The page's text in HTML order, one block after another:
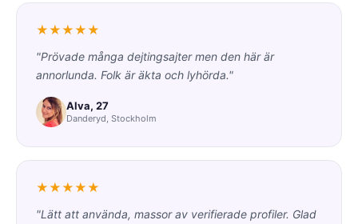
★★★★★
"Prövade många dejtingsajter men den här är
annorlunda. Folk är äkta och lyhörda."
Alva, 27
Danderyd, Stockholm
★★★★★
"Lätt att använda, massor av verifierade profiler. Glad